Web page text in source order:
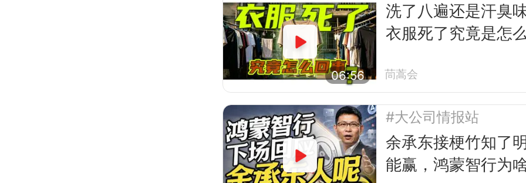
06:56
洗了八遍还是汗臭
衣服死了究竟是怎
茼蒿会
#大公司情报站
余承东接梗竹知了
能赢，鸿蒙智行为